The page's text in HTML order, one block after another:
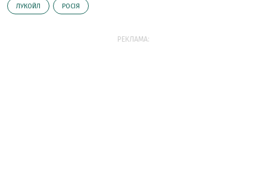
ЛУКОЙЛ РОСІЯ
РЕКЛАМА: